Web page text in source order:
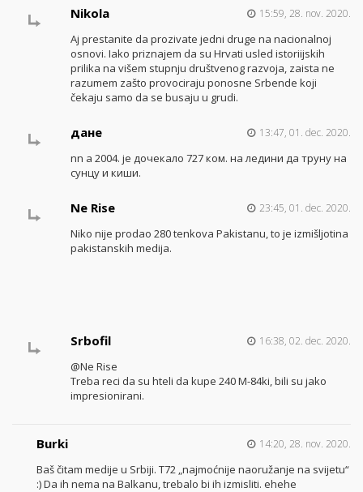
Nikola 15:59, 28. nov. 2020.
Aj prestanite da prozivate jedni druge na nacionalnoj
osnovi. Iako priznajem da su Hrvati usled istoriijskih
prilika na višem stupnju društvenog razvoja, zaista ne
razumem zašto provociraju ponosne Srbende koji
čekaju samo da se busaju u grudi.
дане 13:47, 01. dec. 2020.
nn а 2004. је дочекало 727 ком. на ледини да труну на
сунцу и киши.
Ne Rise 23:45, 01. dec. 2020.
Niko nije prodao 280 tenkova Pakistanu, to je izmišljotina
pakistanskih medija.
Srbofil 16:38, 02. dec. 2020.
@Ne Rise
Treba reci da su hteli da kupe 240 M-84ki, bili su jako
impresionirani.
Burki 14:20, 28. nov. 2020.
Baš čitam medije u Srbiji. T72 „najmoćnije naoružanje na svijetu“
:) Da ih nema na Balkanu, trebalo bi ih izmisliti. ehehe